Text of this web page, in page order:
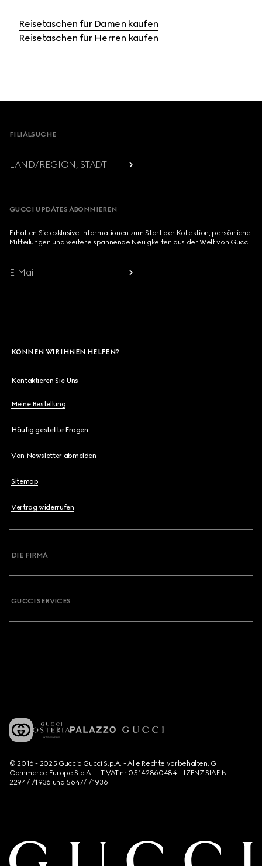
Reisetaschen für Damen kaufen
Reisetaschen für Herren kaufen
FILIALSUCHE
LAND/REGION, STADT
GUCCI UPDATES ABONNIEREN
Erhalten Sie exklusive Informationen zum Start der Kollektion, persönliche
Mitteilungen und weitere spannende Neuigkeiten aus der Welt von Gucci.
E-Mail
KÖNNEN WIR IHNEN HELFEN?
Kontaktieren Sie Uns
Meine Bestellung
Häufig gestellte Fragen
Von Newsletter abmelden
Sitemap
Vertrag widerrufen
DIE FIRMA
GUCCI SERVICES
© 2016 - 2025 Guccio Gucci S.p.A. - Alle Rechte vorbehalten. G
Commerce Europe S.p.A. - IT VAT nr 05142860484. LIZENZ SIAE N.
2294/I/1936 und 5647/I/1936